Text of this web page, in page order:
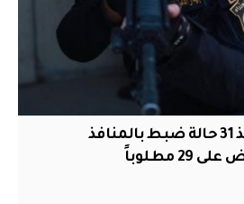
الأمن الوطني: تنفيذ 31 حالة ضبط بالمنافذ
مطلوباً